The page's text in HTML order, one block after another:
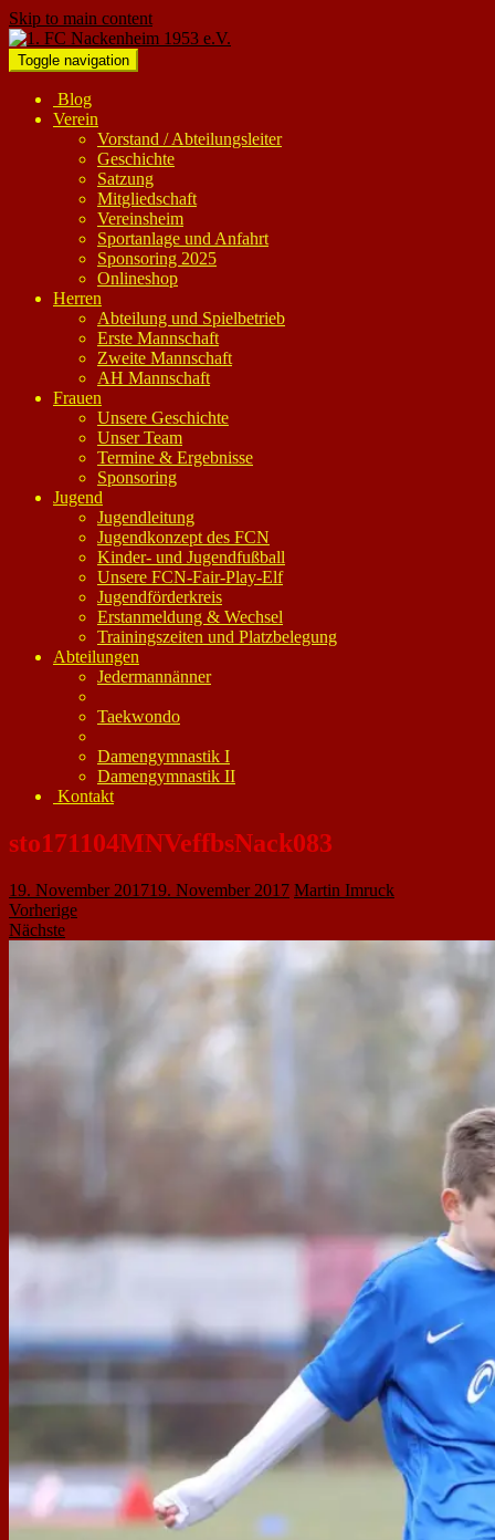
Skip to main content
Toggle navigation
Blog
Verein
Vorstand / Abteilungsleiter
Geschichte
Satzung
Mitgliedschaft
Vereinsheim
Sportanlage und Anfahrt
Sponsoring 2025
Onlineshop
Herren
Abteilung und Spielbetrieb
Erste Mannschaft
Zweite Mannschaft
AH Mannschaft
Frauen
Unsere Geschichte
Unser Team
Termine & Ergebnisse
Sponsoring
Jugend
Jugendleitung
Jugendkonzept des FCN
Kinder- und Jugendfußball
Unsere FCN-Fair-Play-Elf
Jugendförderkreis
Erstanmeldung & Wechsel
Trainingszeiten und Platzbelegung
Abteilungen
Jedermannänner
Taekwondo
Damengymnastik I
Damengymnastik II
Kontakt
sto171104MNVeffbsNack083
19. November 201719. November 2017 Martin Imruck
Vorherige
Nächste